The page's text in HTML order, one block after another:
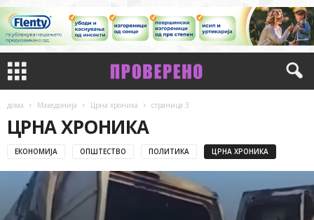
дома Македонија Црна хроника страница 3
ЦРНА ХРОНИКА
ЕКОНОМИЈА ОПШТЕСТВО ПОЛИТИКА ЦРНА ХРОНИКА